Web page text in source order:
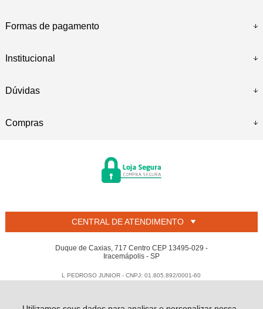
Formas de pagamento
Institucional
Dúvidas
Compras
CENTRAL DE ATENDIMENTO
Duque de Caxias, 717 Centro CEP 13495-029 -
Iracemápolis - SP
L PEDROSO JUNIOR - CNPJ: 01.805.892/0001-60